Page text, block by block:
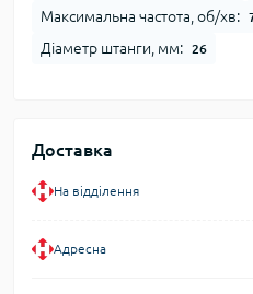
Максимальна частота, об/хв:
Діаметр штанги, мм: 26
Доставка
На відділення
Адресна